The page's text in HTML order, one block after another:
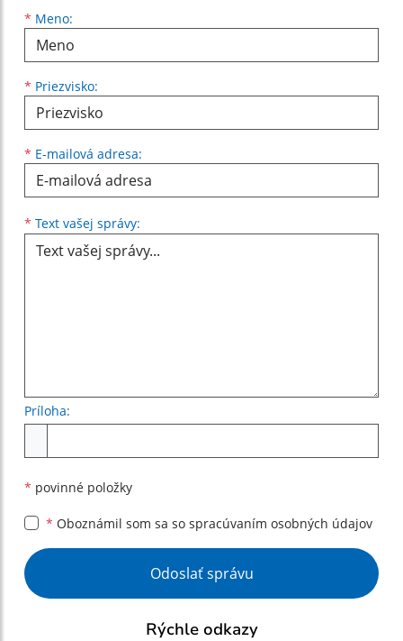
* Meno:
Meno
* Priezvisko:
Priezvisko
* E-mailová adresa:
E-mailová adresa
* Text vašej správy:
Príloha:
* povinné položky
* Oboznámil som sa so spracúvaním osobných údajov
Google reCaptcha Response
Odoslať správu
Rýchle odkazy